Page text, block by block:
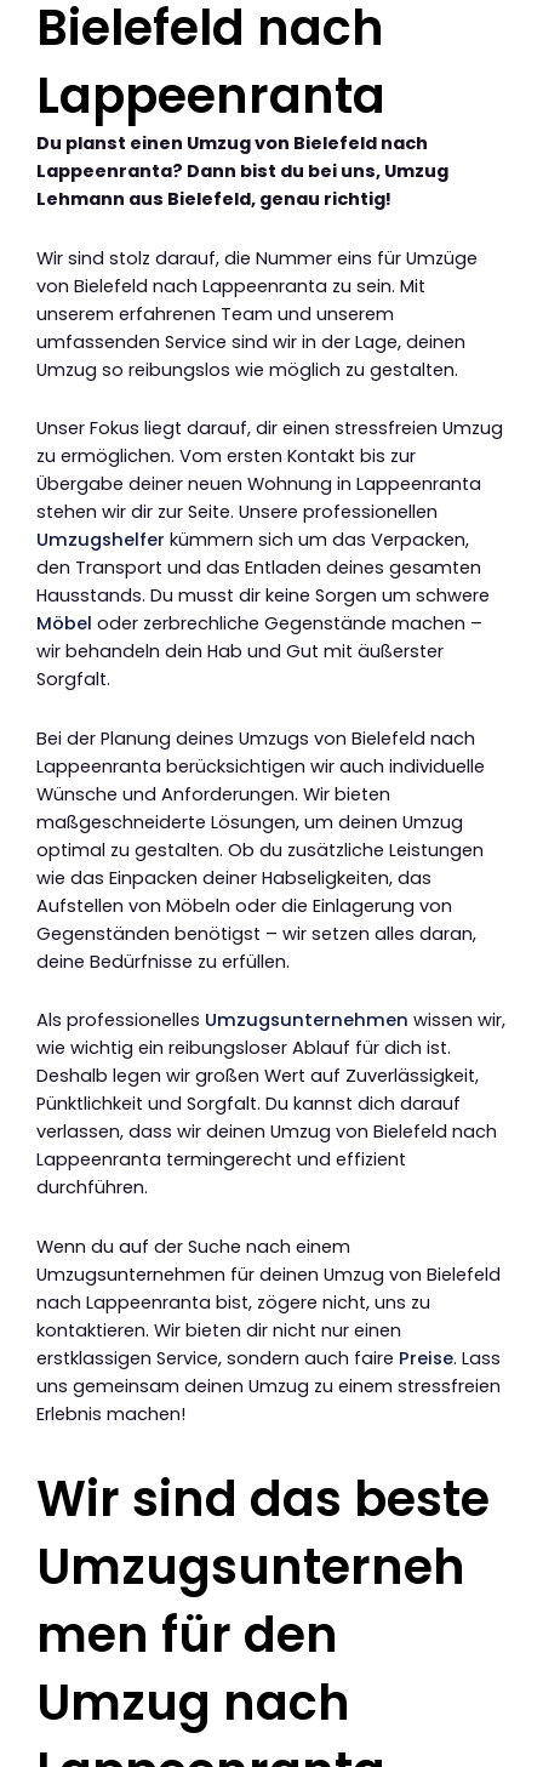
Bielefeld nach
Lappeenranta
Du planst einen Umzug von Bielefeld nach
Lappeenranta? Dann bist du bei uns, Umzug
Lehmann aus Bielefeld, genau richtig!
Wir sind stolz darauf, die Nummer eins für Umzüge
von Bielefeld nach Lappeenranta zu sein. Mit
unserem erfahrenen Team und unserem
umfassenden Service sind wir in der Lage, deinen
Umzug so reibungslos wie möglich zu gestalten.
Unser Fokus liegt darauf, dir einen stressfreien Umzug
zu ermöglichen. Vom ersten Kontakt bis zur
Übergabe deiner neuen Wohnung in Lappeenranta
stehen wir dir zur Seite. Unsere professionellen
Umzugshelfer kümmern sich um das Verpacken,
den Transport und das Entladen deines gesamten
Hausstands. Du musst dir keine Sorgen um schwere
Möbel oder zerbrechliche Gegenstände machen –
wir behandeln dein Hab und Gut mit äußerster
Sorgfalt.
Bei der Planung deines Umzugs von Bielefeld nach
Lappeenranta berücksichtigen wir auch individuelle
Wünsche und Anforderungen. Wir bieten
maßgeschneiderte Lösungen, um deinen Umzug
optimal zu gestalten. Ob du zusätzliche Leistungen
wie das Einpacken deiner Habseligkeiten, das
Aufstellen von Möbeln oder die Einlagerung von
Gegenständen benötigst – wir setzen alles daran,
deine Bedürfnisse zu erfüllen.
Als professionelles Umzugsunternehmen wissen wir,
wie wichtig ein reibungsloser Ablauf für dich ist.
Deshalb legen wir großen Wert auf Zuverlässigkeit,
Pünktlichkeit und Sorgfalt. Du kannst dich darauf
verlassen, dass wir deinen Umzug von Bielefeld nach
Lappeenranta termingerecht und effizient
durchführen.
Wenn du auf der Suche nach einem
Umzugsunternehmen für deinen Umzug von Bielefeld
nach Lappeenranta bist, zögere nicht, uns zu
kontaktieren. Wir bieten dir nicht nur einen
erstklassigen Service, sondern auch faire Preise. Lass
uns gemeinsam deinen Umzug zu einem stressfreien
Erlebnis machen!
Wir sind das beste
Umzugsunterneh
men für den
Umzug nach